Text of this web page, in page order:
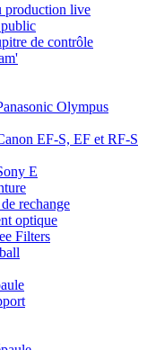
production live
de contrôle
Olympus
EF-S, EF et RF-S
E
rechange
optique
Filters